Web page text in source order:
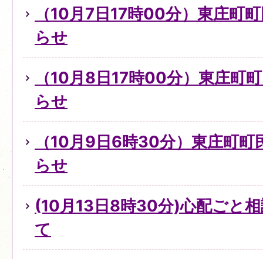
（10月7日17時00分）東庄町
らせ
（10月8日17時00分）東庄町
らせ
（10月9日6時30分）東庄町町
らせ
(10月13日8時30分)心配ごと
て